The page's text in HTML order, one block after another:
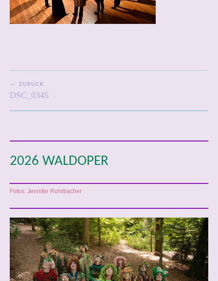
BEITRAGSNAVIGATION
ZURÜCK
DSC_0345
2026 WALDOPER
Fotos: Jennifer Rohrbacher